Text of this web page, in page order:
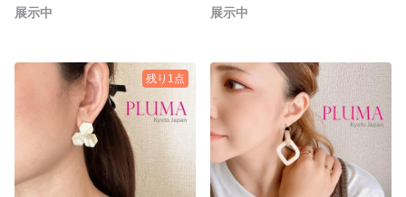
展示中
展示中
残り1点